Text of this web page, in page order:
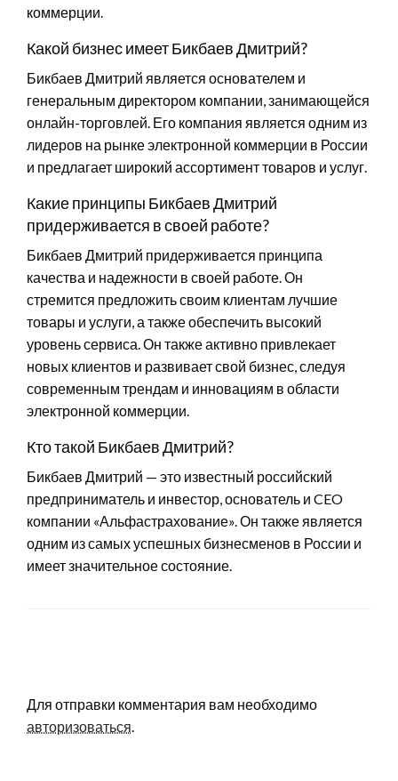
коммерции.
Какой бизнес имеет Бикбаев Дмитрий?
Бикбаев Дмитрий является основателем и
генеральным директором компании, занимающейся
онлайн-торговлей. Его компания является одним из
лидеров на рынке электронной коммерции в России
и предлагает широкий ассортимент товаров и услуг.
Какие принципы Бикбаев Дмитрий
придерживается в своей работе?
Бикбаев Дмитрий придерживается принципа
качества и надежности в своей работе. Он
стремится предложить своим клиентам лучшие
товары и услуги, а также обеспечить высокий
уровень сервиса. Он также активно привлекает
новых клиентов и развивает свой бизнес, следуя
современным трендам и инновациям в области
электронной коммерции.
Кто такой Бикбаев Дмитрий?
Бикбаев Дмитрий — это известный российский
предприниматель и инвестор, основатель и CEO
компании «Альфастрахование». Он также является
одним из самых успешных бизнесменов в России и
имеет значительное состояние.
Для отправки комментария вам необходимо
авторизоваться.